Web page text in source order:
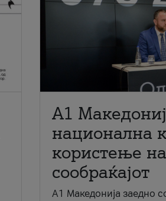
A1
национална
користење
сообраќајот
A1 Македонија заедно